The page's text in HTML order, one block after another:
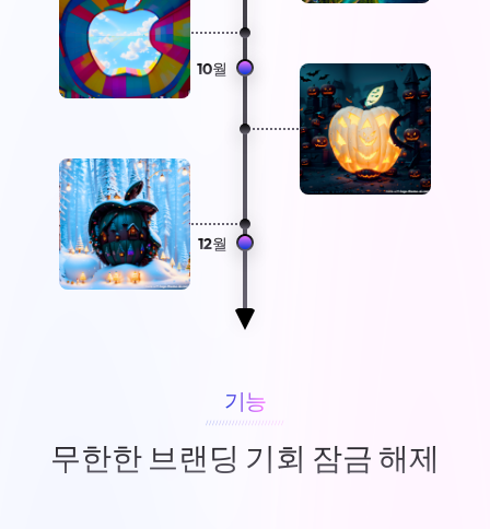
10월
12월
기능
////////////////////////
무한한 브랜딩 기회 잠금 해제